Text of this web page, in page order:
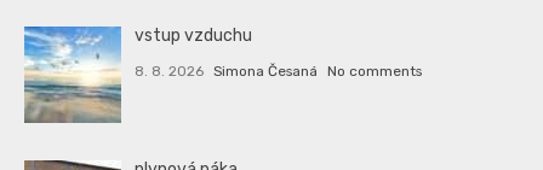
vstup vzduchu
8. 8. 2026 Simona Česaná No comments